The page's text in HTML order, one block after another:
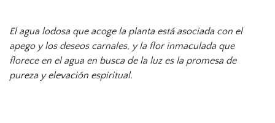
El agua lodosa que acoge la planta está asociada con el
apego y los deseos carnales, y la flor inmaculada que
florece en el agua en busca de la luz es la promesa de
pureza y elevación espiritual.